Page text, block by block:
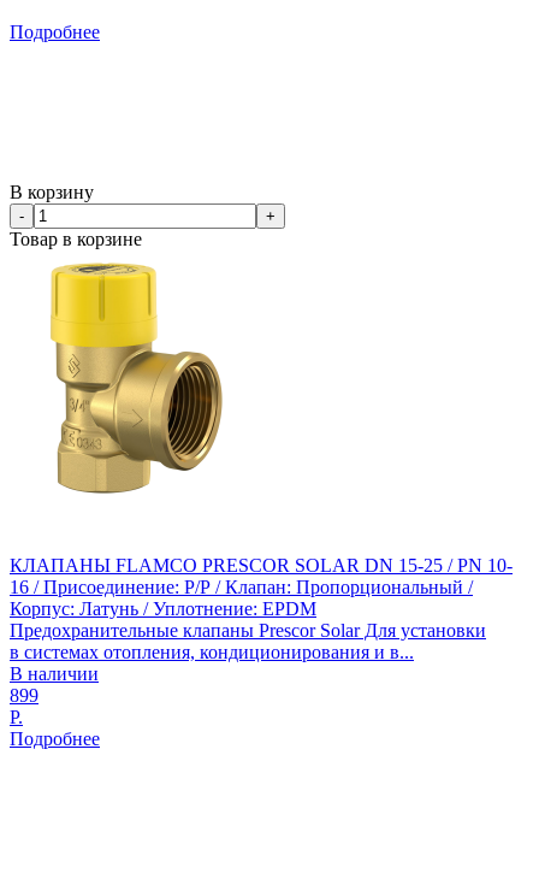
Подробнее
В корзину
- +
Товар в корзине
КЛАПАНЫ FLAMCO PRESCOR SOLAR DN 15-25 / PN 10-
16 / Присоединение: Р/Р / Клапан: Пропорциональный /
Корпус: Латунь / Уплотнение: EPDM
Предохранительные клапаны Prescor Solar Для установки
в системах отопления, кондиционирования и в...
В наличии
899
Р.
Подробнее